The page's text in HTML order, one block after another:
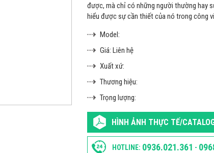
được, mà chỉ có những người thường hay
hiểu được sự cần thiết của nó trong công
Model:
Giá: Liên hệ
Xuất xứ:
Thương hiệu:
Trọng lượng:
HÌNH ẢNH THỰC TẾ/
HOTLINE: 0936.021.361 -